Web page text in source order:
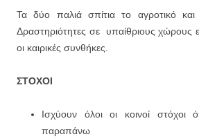
Τα δύο παλιά σπίτια το αγροτικό
Δραστηριότητες σε υπαίθριους χώρους
οι καιρικές συνθήκες.
ΣΤΟΧΟΙ
Ισχύουν όλοι οι κοινοί στόχοι
παραπάνω